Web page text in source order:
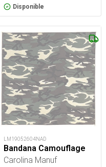
Disponible
LM19052604NAD
Bandana Camouflage
Carolina Manuf